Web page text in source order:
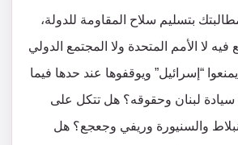
بتسليم سلاح المقاومة للدولة،
لا الأمم المتحدة ولا المجتمع الدولي
“إسرائيل” ويوقفوها عند حدها فيما
سيادة لبنان وحقوقه؟ هل تتكل على
والسنيورة وريفي وجعجع؟ هل